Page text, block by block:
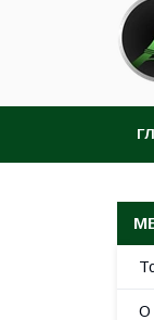
О